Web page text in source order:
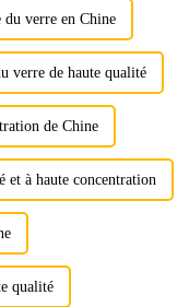
du verre en Chine
verre de haute qualité
de Chine
et à haute concentration
qualité